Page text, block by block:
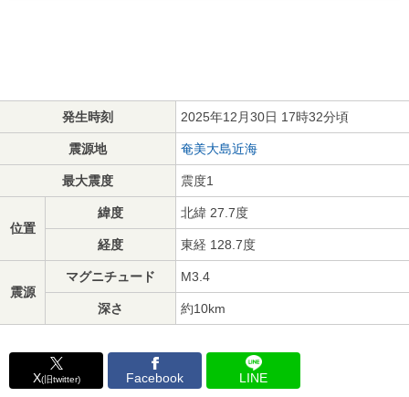
発生時刻 2025年12月30日 17時32分頃
震源地 奄美大島近海
最大震度 震度1
位置
緯度 北緯 27.7度
経度 東経 128.7度
震源
マグニチュード M3.4
深さ 約10km
X(旧twitter) Facebook LINE